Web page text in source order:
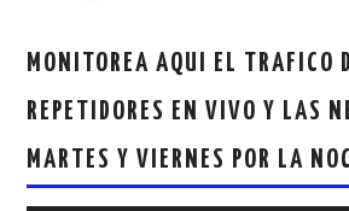
MONITOREA AQUI EL TRAFICO
REPETIDORES EN VIVO Y LAS
MARTES Y VIERNES POR LA